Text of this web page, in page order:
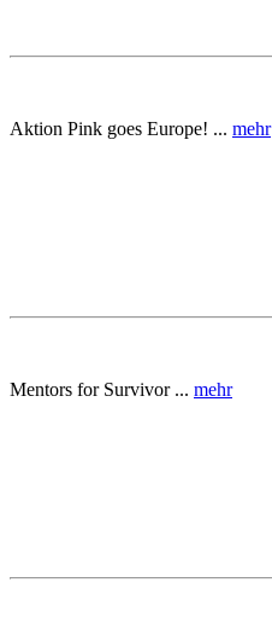
Aktion Pink goes Europe! ... mehr
Mentors for Survivor ... mehr